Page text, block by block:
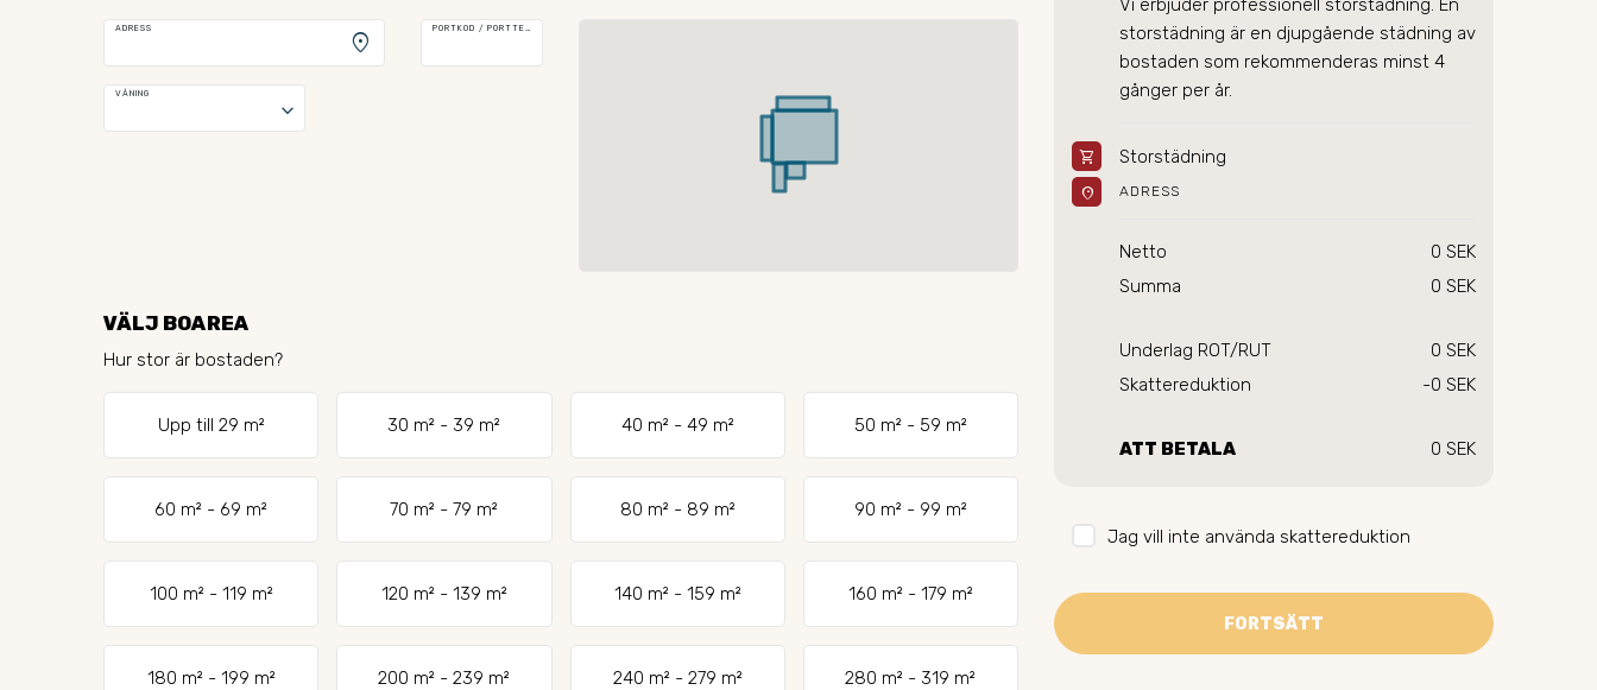
ADRESS
location_on
PORTKOD / PORTTELEFON
VÅNING
keyboard_arrow_down
VÄLJ BOAREA
Hur stor är bostaden?
Upp till 29 m² 30 m² - 39 m² 40 m² - 49 m² 50 m² - 59 m²
60 m² - 69 m² 70 m² - 79 m² 80 m² - 89 m² 90 m² - 99 m²
100 m² - 119 m² 120 m² - 139 m² 140 m² - 159 m² 160 m² - 179 m²
180 m² - 199 m² 200 m² - 239 m² 240 m² - 279 m² 280 m² - 319 m²
Vi erbjuder professionell storstädning. En
storstädning är en djupgående städning av
bostaden som rekommenderas minst 4
gånger per år.
shopping_cart Storstädning
location_on ADRESS
Netto
0 SEK
Summa
0 SEK
Underlag ROT/RUT
0 SEK
Skattereduktion
-0 SEK
ATT BETALA 0 SEK
Jag vill inte använda skattereduktion
FORTSÄTT